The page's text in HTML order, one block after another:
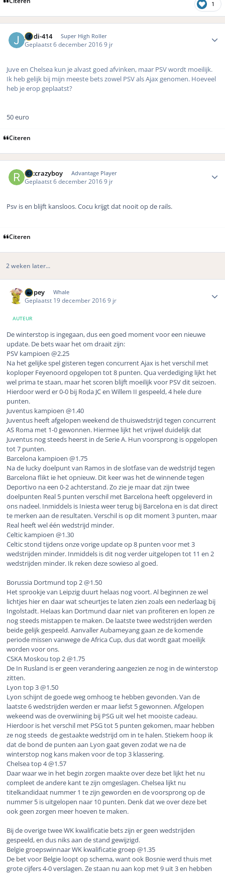
1
jordi-414 Super High Roller
Geplaatst6 december 20169 jr
Juve en Chelsea kun je alvast goed afvinken, maar PSV wordt moeilijk.
Ik heb gelijk bij mijn meeste bets zowel PSV als Ajax genomen. Hoeveel
heb je erop geplaatst?
50 euro
Citeren
rbccrazyboy Advantage Player
Geplaatst6 december 20169 jr
Psv is en blijft kansloos. Cocu krijgt dat nooit op de rails.
Citeren
2 weken later...
Dopey Whale
Geplaatst 19 december 20169 jr
AUTEUR
De winterstop is ingegaan, dus een goed moment voor een nieuwe
update. De bets waar het om draait zijn:
PSV kampioen @2.25
Na het gelijke spel gisteren tegen concurrent Ajax is het verschil met
koploper Feyenoord opgelopen tot 8 punten. Qua verdediging lijkt het
wel prima te staan, maar het scoren blijft moeilijk voor PSV dit seizoen.
Hierdoor werd er 0-0 bij Roda JC en Willem II gespeeld, 4 hele dure
punten.
Juventus kampioen @1.40
Juventus heeft afgelopen weekend de thuiswedstrijd tegen concurrent
AS Roma met 1-0 gewonnen. Hiermee lijkt het vrijwel duidelijk dat
Juventus nog steeds heerst in de Serie A. Hun voorsprong is opgelopen
tot 7 punten.
Barcelona kampioen @1.75
Na de lucky doelpunt van Ramos in de slotfase van de wedstrijd tegen
Barcelona flikt ie het opnieuw. Dit keer was het de winnende tegen
Deportivo na een 0-2 achterstand. Zo zie je maar dat zijn twee
doelpunten Real 5 punten verschil met Barcelona heeft opgeleverd in
ons nadeel. Inmiddels is Iniesta weer terug bij Barcelona en is dat direct
te merken aan de resultaten. Verschil is op dit moment 3 punten, maar
Real heeft wel één wedstrijd minder.
Celtic kampioen @1.30
Celtic stond tijdens onze vorige update op 8 punten voor met 3
wedstrijden minder. Inmiddels is dit nog verder uitgelopen tot 11 en 2
wedstrijden minder. Ik reken deze sowieso al goed.
Borussia Dortmund top 2 @1.50
Het sprookje van Leipzig duurt helaas nog voort. Al beginnen ze wel
lichtjes hier en daar wat scheurtjes te laten zien zoals een nederlaag bij
Ingolstadt. Helaas kan Dortmund daar niet van profiteren en lopen ze
nog steeds mistappen te maken. De laatste twee wedstrijden werden
beide gelijk gespeeld. Aanvaller Aubameyang gaan ze de komende
periode missen vanwege de Africa Cup, dus dat wordt gaat moeilijk
worden voor ons.
CSKA Moskou top 2 @1.75
De In Rusland is er geen verandering aangezien ze nog in de winterstop
zitten.
Lyon top 3 @1.50
Lyon schijnt de goede weg omhoog te hebben gevonden. Van de
laatste 6 wedstrijden werden er maar liefst 5 gewonnen. Afgelopen
wekeend was de overwiining bij PSG uit wel het mooiste cadeau.
Hierdoor is het verschil met PSG tot 5 punten gekomen, maar hebben
ze nog steeds de gestaakte wedstrijd om in te halen. Stiekem hoop ik
dat de bond de punten aan Lyon gaat geven zodat we na de
winterstop nog kans maken voor de top 3 klassering.
Chelsea top 4 @1.57
Daar waar we in het begin zorgen maakte over deze bet lijkt het nu
compleet de andere kant te zijn omgeslagen. Chelsea lijkt nu
titelkandidaat nummer 1 te zijn geworden en de voorsprong op de
nummer 5 is uitgelopen naar 10 punten. Denk dat we over deze bet
ook geen zorgen meer hoeven te maken.
Bij de overige twee WK kwalificatie bets zijn er geen wedstrijden
gespeeld, en dus niks aan de stand gewijzigd.
Belgie groepswinnaar WK kwalificatie groep @1.35
De bet voor Belgie loopt op schema, want ook Bosnie werd thuis met
grote cijfers 4-0 verslagen. Ze staan nu aan kop met 9 uit 3 en hebben